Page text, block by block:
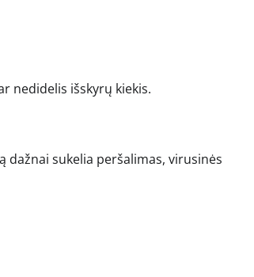
nedidelis išskyrų kiekis.
dažnai sukelia peršalimas, virusinės